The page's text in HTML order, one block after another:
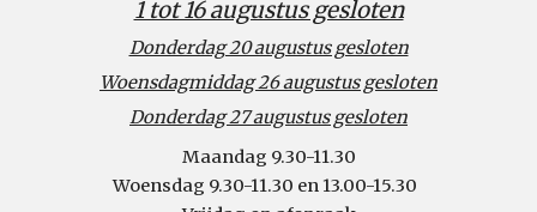
1 tot 16 augustus gesloten
Donderdag 20 augustus gesloten
Woensdagmiddag 26 augustus gesloten
Donderdag 27 augustus gesloten
Maandag 9.30-11.30
Woensdag 9.30-11.30 en 13.00-15.30